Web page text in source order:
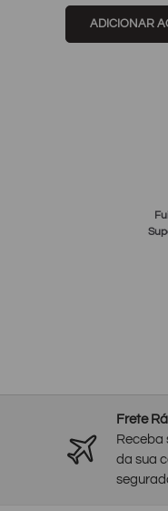
ADICIONAR
Frete
Receba
da sua